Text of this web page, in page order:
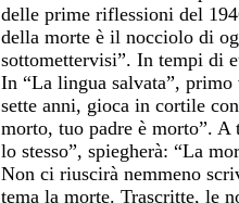
delle prime riflessioni del
della morte è il nocciolo di
sottomettervisi”. In tempi di
In “La lingua salvata”, primo
sette anni, gioca in cortile
morto, tuo padre è morto”.
lo stesso”, spiegherà: “La
Non ci riuscirà nemmeno
tema la morte. Trascritte, le